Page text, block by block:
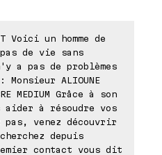
Voici un homme de
de vie sans
a pas de problèmes
ALIOUNE
MEDIUM Grâce à son
à résoudre vos
pas, venez découvrir
depuis
contact vous dit